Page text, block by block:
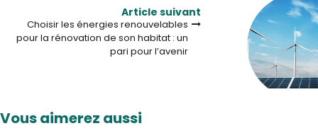
Article suivant
Choisir les énergies renouvelables
pour la rénovation de son habitat : un
pari pour l’avenir
Vous aimerez aussi